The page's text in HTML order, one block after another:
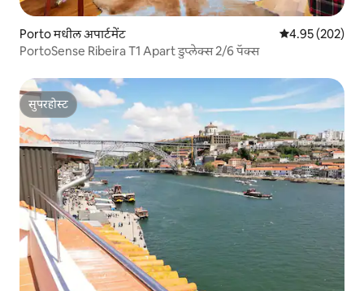
Porto मधील अपार्टमेंट 5 पैकी 4.95
4.95 (202)
PortoSense Ribeira T1 Apart डुप्लेक्स 2/6 पॅक्स
सुपरहोस्ट
सुपरहोस्ट